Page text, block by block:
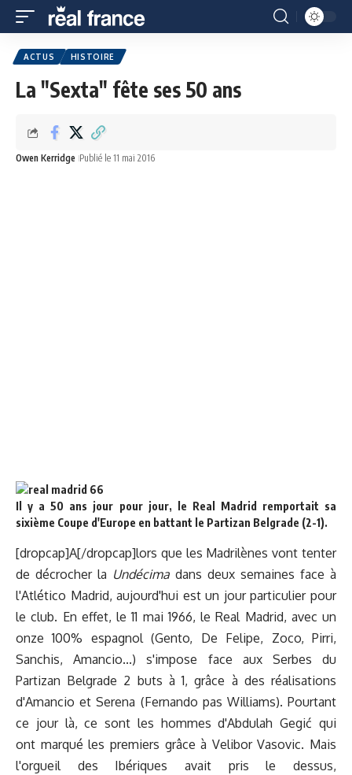
ACTUS HISTOIRE
La "Sexta" fête ses 50 ans
Owen Kerridge Publié le 11 mai 2016
Il y a 50 ans jour pour jour, le Real Madrid remportait sa
sixième Coupe d'Europe en battant le Partizan Belgrade (2-1).
[dropcap]A[/dropcap]lors que les Madrilènes vont tenter
de décrocher la Undécima dans deux semaines face à
l'Atlético Madrid, aujourd'hui est un jour particulier pour
le club. En effet, le 11 mai 1966, le Real Madrid, avec un
onze 100% espagnol (Gento, De Felipe, Zoco, Pirri,
Sanchis, Amancio...) s'impose face aux Serbes du
Partizan Belgrade 2 buts à 1, grâce à des réalisations
d'Amancio et Serena (Fernando pas Williams). Pourtant
ce jour là, ce sont les hommes d'Abdulah Gegić qui
ont marqué les premiers grâce à Velibor Vasovic. Mais
l'orgueil des Ibériques avait pris le dessus,